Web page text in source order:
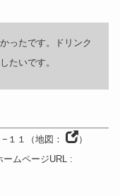
ったです。ドリンク
たいです。
１１ （地図：
）
ームページURL: